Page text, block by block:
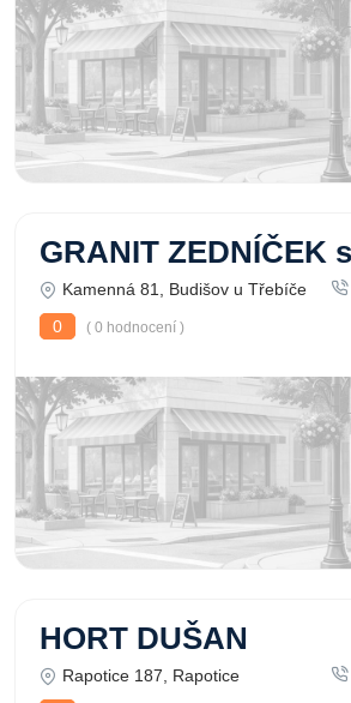
GRANIT ZEDNÍČEK
Kamenná 81, Budišov u Třebíče
0
( 0 hodnocení )
HORT DUŠAN
Rapotice 187, Rapotice